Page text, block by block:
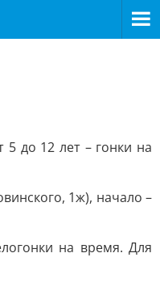
5 до 12 лет – гонки на
1ж), начало –
на время. Для